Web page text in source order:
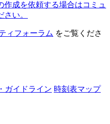
作成を依頼する場合はコミュ
い。
ィフォーラム をご覧くださ
ガイドライン 時刻表マップ